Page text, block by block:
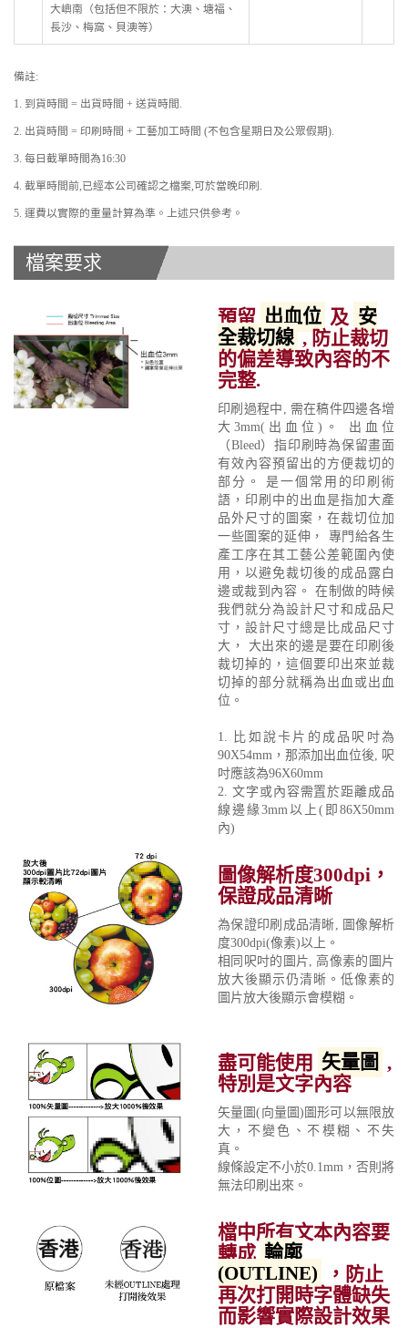
大嶼南（包括但不限於：大澳、塘福、
長沙、梅窩、貝澳等）
備註:
1. 到貨時間 = 出貨時間 + 送貨時間.
2. 出貨時間 = 印刷時間 + 工藝加工時間 (不包含星期日及公眾假期).
3. 每日截單時間為16:30
4. 截單時間前,已經本公司確認之檔案,可於當晚印刷.
5. 運費以實際的重量計算為準。上述只供參考。
檔案要求
預留 出血位 及 安
全裁切線, 防止裁切
的偏差導致內容的不
完整.
印刷過程中, 需在稿件四邊各增
大3mm(出血位)。 出血位
（Bleed）指印刷時為保留畫面
有效內容預留出的方便裁切的
部分。 是一個常用的印刷術
語，印刷中的出血是指加大產
品外尺寸的圖案，在裁切位加
一些圖案的延伸， 專門給各生
產工序在其工藝公差範圍內使
用，以避免裁切後的成品露白
邊或裁到內容。 在制做的時候
我們就分為設計尺寸和成品尺
寸，設計尺寸總是比成品尺寸
大， 大出來的邊是要在印刷後
裁切掉的，這個要印出來並裁
切掉的部分就稱為出血或出血
位。
1. 比如說卡片的成品呎吋為
90X54mm，那添加出血位後, 呎
吋應該為96X60mm
2. 文字或內容需置於距離成品
線邊緣3mm以上(即86X50mm
內)
圖像解析度300dpi，
保證成品清晰
為保證印刷成品清晰, 圖像解析
度300dpi(像素)以上。
相同呎吋的圖片, 高像素的圖片
放大後顯示仍清晰。低像素的
圖片放大後顯示會模糊。
盡可能使用 矢量圖 ,
特別是文字內容
矢量圖(向量圖)圖形可以無限放
大，不變色、不模糊、不失
真。
線條設定不小於0.1mm，否則將
無法印刷出來。
檔中所有文本內容要
轉成 輪廓
(OUTLINE)
，防止
再次打開時字體缺失
而影響實際設計效果